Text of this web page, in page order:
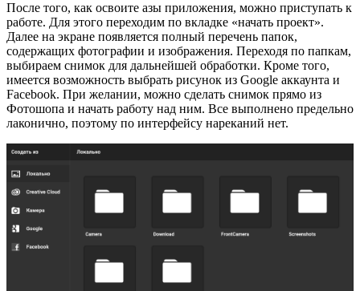
После того, как освоите азы приложения, можно приступать к
работе. Для этого переходим по вкладке «начать проект».
Далее на экране появляется полный перечень папок,
содержащих фотографии и изображения. Переходя по папкам,
выбираем снимок для дальнейшей обработки. Кроме того,
имеется возможность выбрать рисунок из Google аккаунта и
Facebook. При желании, можно сделать снимок прямо из
Фотошопа и начать работу над ним. Все выполнено предельно
лаконично, поэтому по интерфейсу нареканий нет.